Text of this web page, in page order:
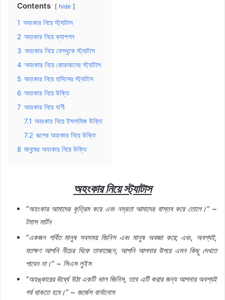
Contents hide
1 অহংকার নিয়ে স্ট্যাটাস
2 অহংকার নিয়ে ক্যাপশন
3 অহংকার নিয়ে ফেসবুকে স্ট্যাটাস
4 অহংকার নিয়ে কোরআনের স্ট্যাটাস
5 অহংকার নিয়ে হাদিসের স্ট্যাটাস
6 অহংকার নিয়ে উক্তি
7 অহংকার নিয়ে বাণী
7.1 অহংকার নিয়ে ইসলামিক উক্তি
7.2 রূপের অহংকার নিয়ে উক্তি
8 মানুষের অহংকার নিয়ে উক্তি
অহংকারনিয়ে স্ট্যাটাস
“অহংকার আমাদের কৃত্রিম করে এবং নম্রতা আমাদের বাস্তব করে তোলে।” ~
টমাস মার্টন
“একজন গর্বিত মানুষ সবসময় জিনিস এবং মানুষ অবজ্ঞা করে; এবং, অবশ্যই,
যতক্ষণ আপনি নীচের দিকে তাকাচ্ছেন, আপনি আপনার উপরে এমন কিছু দেখতে
পাবেন না।” ~ সিএস লুইস
“অহঙ্কারের ঊর্ধ্বে উঠা একটি ভাল জিনিস, তবে এটি করার জন্য আপনার অবশ্যই
গর্ব থাকতে হবে।” ~ জর্জেস বার্নানোস